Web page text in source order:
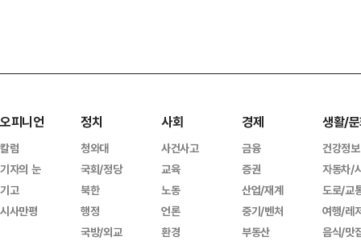
오피니언
칼럼
기자의 눈
기고
시사만평
정치
청와대
국회/정당
북한
행정
국방/외교
사회
사건사고
교육
노동
언론
환경
경제
금융
증권
산업/재계
중기/벤처
부동산
생활/
건강정보
자동차/
도로/교
여행/레
음식/맛